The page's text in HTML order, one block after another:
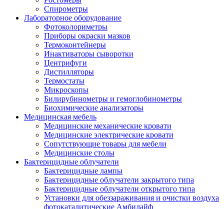
Спирометры
Лабораторное оборудование
Фотоколориметры
Приборы окраски мазков
Термоконтейнеры
Инактиваторы сыворотки
Центрифуги
Дистилляторы
Термостаты
Микроскопы
Билирубинометры и гемоглобинометры
Биохимические анализаторы
Медицинская мебель
Медицинские механические кровати
Медицинские электрические кровати
Сопутствующие товары для мебели
Медицинские столы
Бактерицидные облучатели
Бактерицидные лампы
Бактерицидные облучатели закрытого типа
Бактерицидные облучатели открытого типа
Установки для обеззараживания и очистки воздуха
фотокаталитические Амбилайф